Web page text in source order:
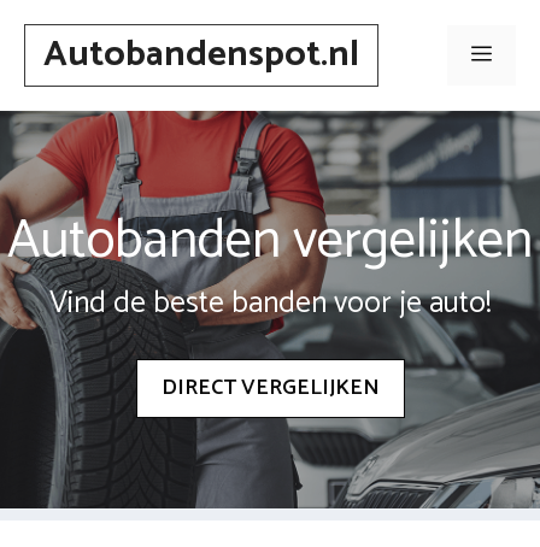
Spring
inhoudAutobandenspot.nl Menu
Autobanden vergelijken
Vind de beste banden voor je auto!
DIRECT VERGELIJKEN